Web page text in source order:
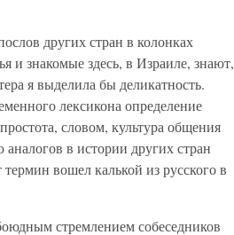
других стран в колонках
и знакомые здесь, в Израиле, знают,
я выделила бы деликатность.
лексикона определение
словом, культура общения
в истории других стран
вошел калькой из русского в
стремлением собеседников